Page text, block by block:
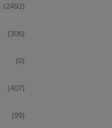
(2492)
(306)
(0)
(407)
(99)